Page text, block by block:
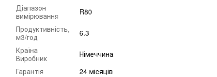
Діапазон
вимірювання
R80
Продуктивність,
м3/год
6.3
Країна
Виробник
Німеччина
Гарантія
24 місяців